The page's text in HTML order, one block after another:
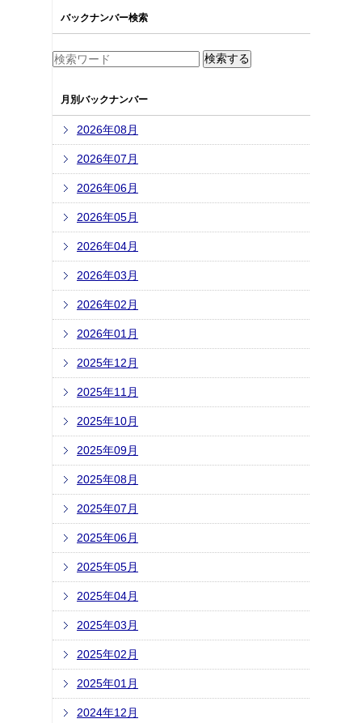
バックナンバー検索
月別バックナンバー
2026年08月
2026年07月
2026年06月
2026年05月
2026年04月
2026年03月
2026年02月
2026年01月
2025年12月
2025年11月
2025年10月
2025年09月
2025年08月
2025年07月
2025年06月
2025年05月
2025年04月
2025年03月
2025年02月
2025年01月
2024年12月